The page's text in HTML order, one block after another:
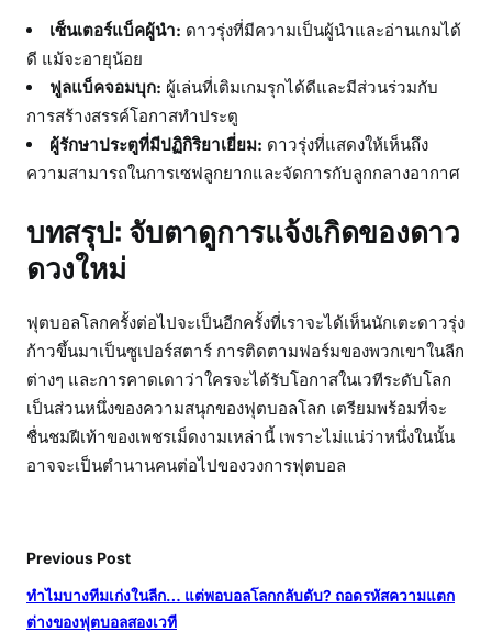
เซ็นเตอร์แบ็คผู้นำ: ดาวรุ่งที่มีความเป็นผู้นำและอ่านเกมได้
ดี แม้จะอายุน้อย
ฟูลแบ็คจอมบุก: ผู้เล่นที่เติมเกมรุกได้ดีและมีส่วนร่วมกับ
การสร้างสรรค์โอกาสทำประตู
ผู้รักษาประตูที่มีปฏิกิริยาเยี่ยม: ดาวรุ่งที่แสดงให้เห็นถึง
ความสามารถในการเซฟลูกยากและจัดการกับลูกกลางอากาศ
บทสรุป: จับตาดูการแจ้งเกิดของดาว
ดวงใหม่
ฟุตบอลโลกครั้งต่อไปจะเป็นอีกครั้งที่เราจะได้เห็นนักเตะดาวรุ่ง
ก้าวขึ้นมาเป็นซูเปอร์สตาร์ การติดตามฟอร์มของพวกเขาในลีก
ต่างๆ และการคาดเดาว่าใครจะได้รับโอกาสในเวทีระดับโลก
เป็นส่วนหนึ่งของความสนุกของฟุตบอลโลก เตรียมพร้อมที่จะ
ชื่นชมฝีเท้าของเพชรเม็ดงามเหล่านี้ เพราะไม่แน่ว่าหนึ่งในนั้น
อาจจะเป็นตำนานคนต่อไปของวงการฟุตบอล
Previous Post
ทำไมบางทีมเก่งในลีก… แต่พอบอลโลกกลับดับ? ถอดรหัสความแตก
ต่างของฟุตบอลสองเวที